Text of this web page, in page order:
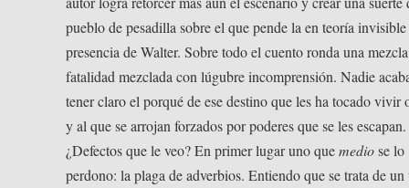
pueblo de pesadilla sobre el que pende la en teoría invisible
presencia de Walter. Sobre todo el cuento ronda una
fatalidad mezclada con lúgubre incomprensión. Nadie
tener claro el porqué de ese destino que les ha tocado vivir
y al que se arrojan forzados por poderes que se les escapan.
¿Defectos que le veo? En primer lugar uno quemediose lo
perdono: la plaga de adverbios. Entiendo que se trata de un